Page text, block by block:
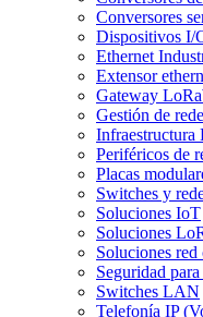
Conversores
Dispositivos I/
Ethernet
Extensor
Gateway
Gestión de
Infraestructura
Periféricos de
Placas
Switches y
Soluciones IoT
Soluciones
Soluciones red
Seguridad para
Switches LAN
Telefonía IP